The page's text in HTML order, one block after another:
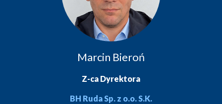
Marcin Bieroń
Z-ca Dyrektora
BH Ruda Sp. z o.o. S.K.